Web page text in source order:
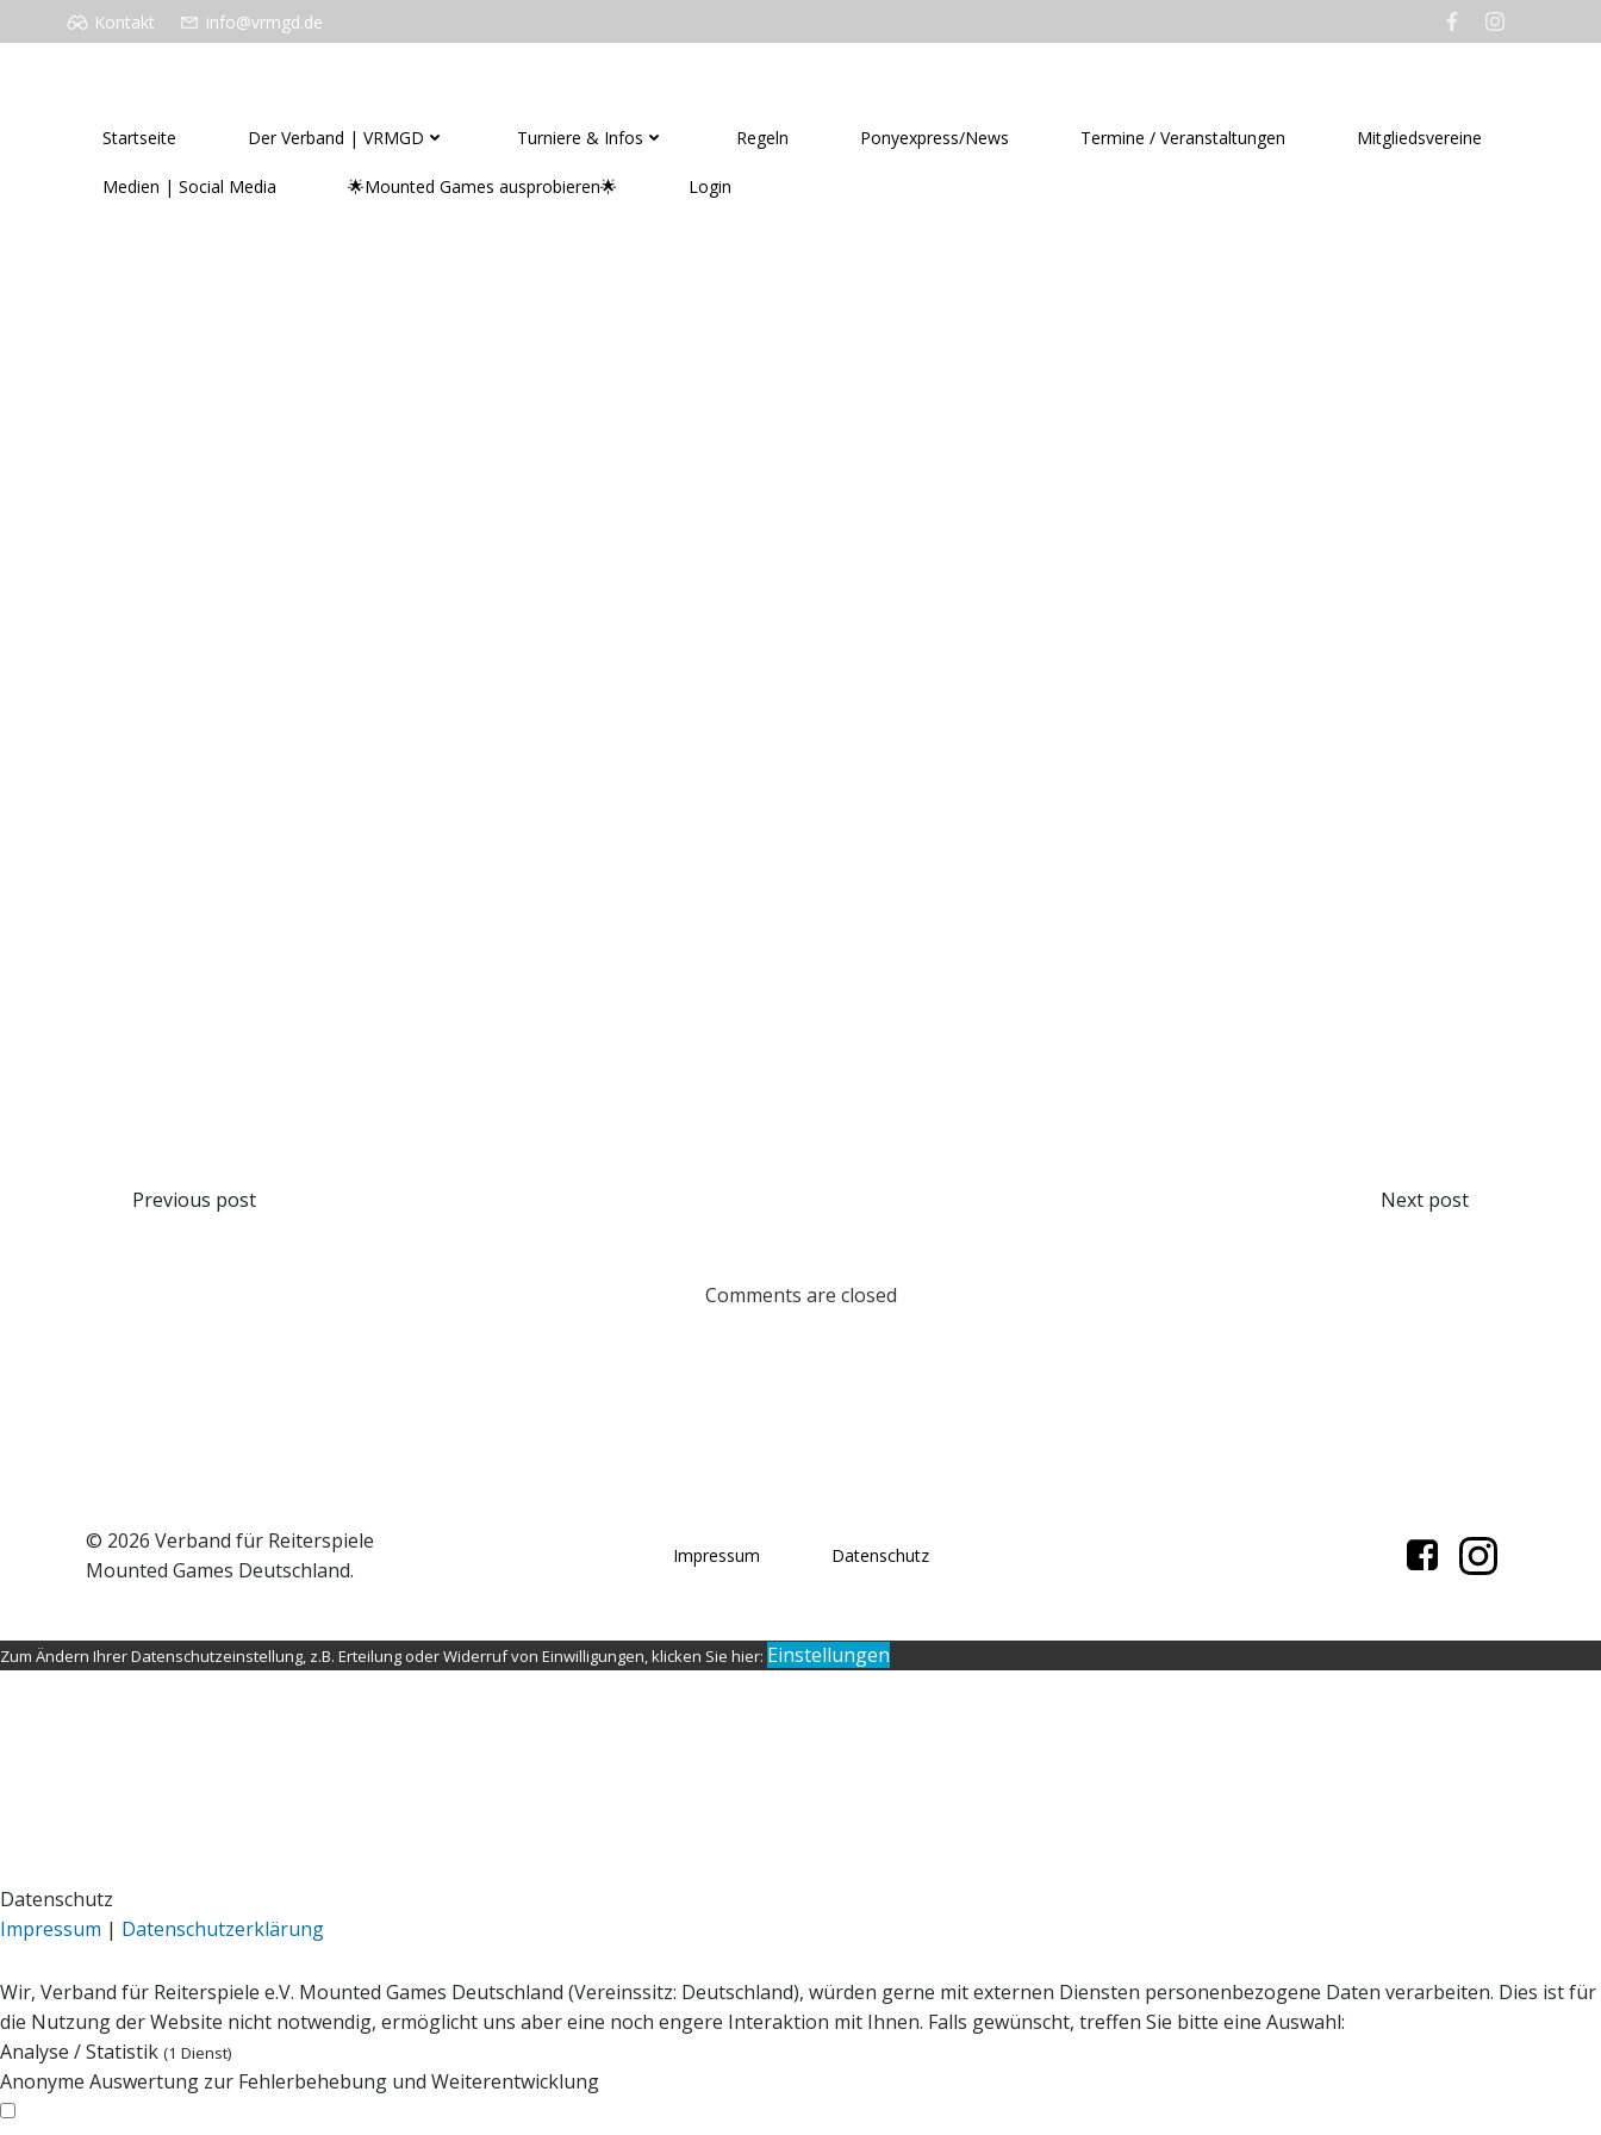
Inhalt
Kontakt info@vrmgd.de
Startseite
Der Verband | VRMGD Turniere & Infos Regeln Ponyexpress/News Termine / Veranstaltungen Mitgliedsvereine
Medien | Social Media 🌟Mounted Games ausprobieren🌟 Login
Beitragsnavigation
Previous post Next post
Comments are closed
© 2026 Verband für Reiterspiele
Mounted Games Deutschland.
Impressum Datenschutz
Zum Ändern Ihrer Datenschutzeinstellung, z.B. Erteilung oder Widerruf von Einwilligungen, klicken Sie hier: Einstellungen
Datenschutz
Impressum | Datenschutzerklärung
Wir, Verband für Reiterspiele e.V. Mounted Games Deutschland (Vereinssitz: Deutschland), würden gerne mit externen Diensten personenbezogene Daten verarbeiten. Dies ist für
die Nutzung der Website nicht notwendig, ermöglicht uns aber eine noch engere Interaktion mit Ihnen. Falls gewünscht, treffen Sie bitte eine Auswahl:
Analyse / Statistik (1 Dienst)
Anonyme Auswertung zur Fehlerbehebung und Weiterentwicklung